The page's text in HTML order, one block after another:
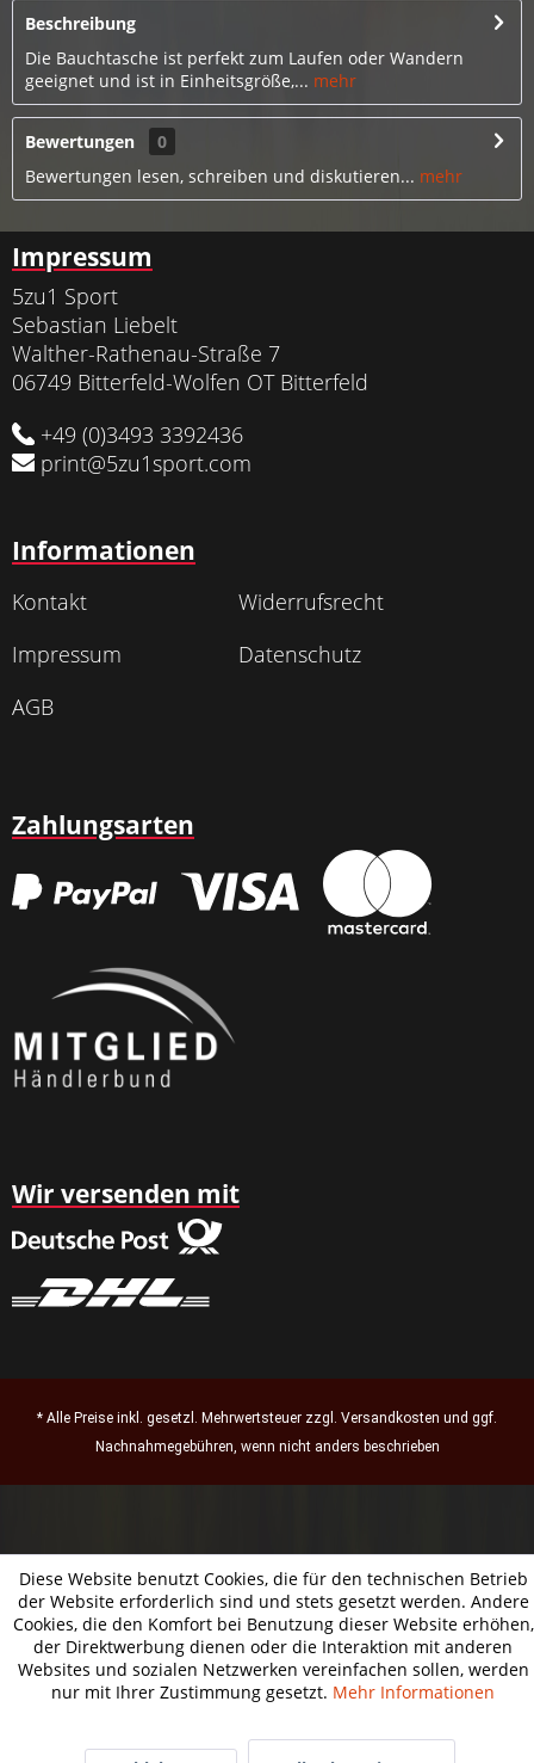
Beschreibung
Die Bauchtasche ist perfekt zum Laufen oder Wandern
geeignet und ist in Einheitsgröße,... mehr
Bewertungen
0
Bewertungen lesen, schreiben und diskutieren... mehr
Impressum
5zu1 Sport
Sebastian Liebelt
Walther-Rathenau-Straße 7
06749 Bitterfeld-Wolfen OT Bitterfeld
+49 (0)3493 3392436
print@5zu1sport.com
Informationen
Kontakt
Widerrufsrecht
Impressum
Datenschutz
AGB
Zahlungsarten
Wir versenden mit
* Alle Preise inkl. gesetzl. Mehrwertsteuer zzgl. Versandkosten und ggf.
Nachnahmegebühren, wenn nicht anders beschrieben
Diese Website benutzt Cookies, die für den technischen Betrieb
der Website erforderlich sind und stets gesetzt werden. Andere
Cookies, die den Komfort bei Benutzung dieser Website erhöhen,
der Direktwerbung dienen oder die Interaktion mit anderen
Websites und sozialen Netzwerken vereinfachen sollen, werden
nur mit Ihrer Zustimmung gesetzt. Mehr Informationen